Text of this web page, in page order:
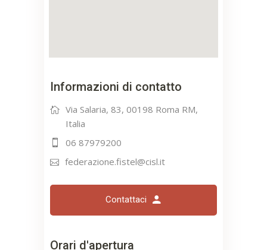
Informazioni di contatto
Via Salaria, 83, 00198 Roma RM,
Italia
06 87979200
federazione.fistel@cisl.it
Contattaci
Orari d'apertura